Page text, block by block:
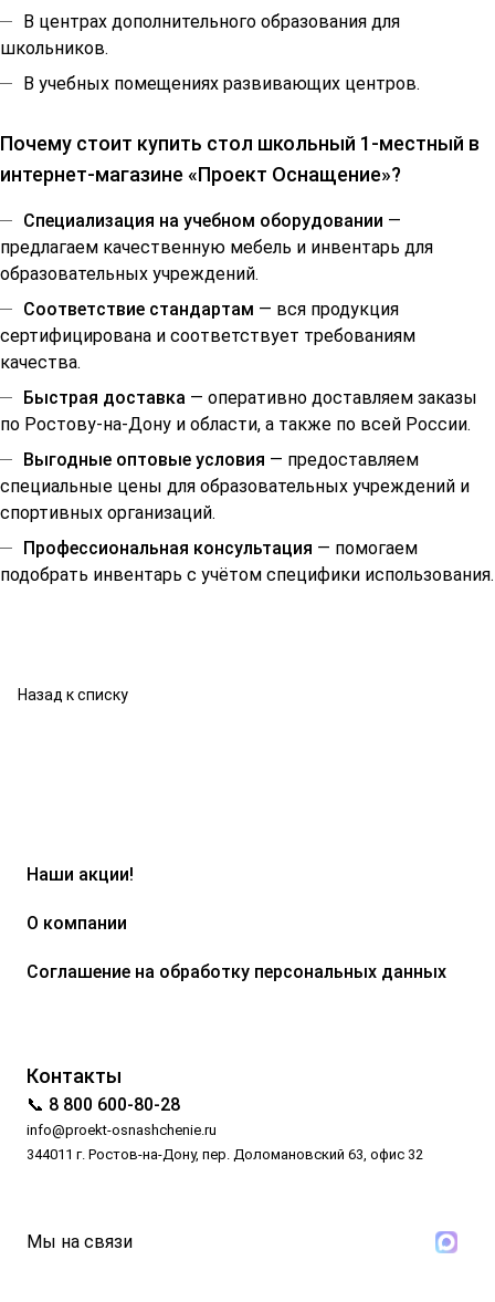
В центрах дополнительного образования для
школьников.
В учебных помещениях развивающих центров.
Почему стоит купить стол школьный 1-местный в
интернет-магазине «Проект Оснащение»?
Специализация на учебном оборудовании —
предлагаем качественную мебель и инвентарь для
образовательных учреждений.
Соответствие стандартам — вся продукция
сертифицирована и соответствует требованиям
качества.
Быстрая доставка — оперативно доставляем заказы
по Ростову-на-Дону и области, а также по всей России.
Выгодные оптовые условия — предоставляем
специальные цены для образовательных учреждений и
спортивных организаций.
Профессиональная консультация — помогаем
подобрать инвентарь с учётом специфики использования.
Назад к списку
Наши акции!
О компании
Соглашение на обработку персональных данных
Контакты
📞 8 800 600-80-28
info@proekt-osnashchenie.ru
344011 г. Ростов-на-Дону, пер. Доломановский 63, офис 32
Мы на связи